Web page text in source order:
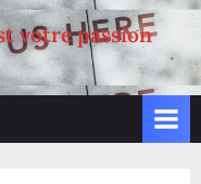
votre passion